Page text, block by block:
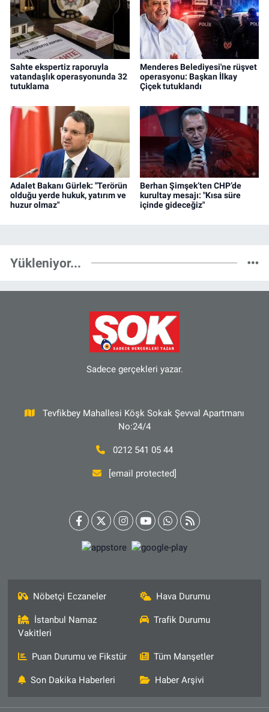
Sahte ekspertiz raporuyla
vatandaşlık operasyonunda 32
tutuklama
Menderes Belediyesi'ne rüşvet
operasyonu: Başkan İlkay
Çiçek tutuklandı
Adalet Bakanı Gürlek: "Terörün
olduğu yerde hukuk, yatırım ve
huzur olmaz"
Berhan Şimşek’ten CHP’de
kurultay mesajı: "Kısa süre
içinde gideceğiz"
Yükleniyor...
Sadece gerçekleri yazar.
Tevfikbey Mahallesi Köşk Sokak Şevval Apartmanı
No:24/4
0212 541 05 44
[email protected]
Nöbetçi Eczaneler Hava Durumu
İstanbul Namaz
Vakitleri
Trafik Durumu
Puan Durumu ve Fikstür Tüm Manşetler
Son Dakika Haberleri Haber Arşivi